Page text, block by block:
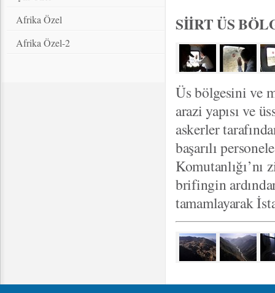
Afrika Özel
Afrika Özel-2
SİİRT ÜS
Üs bölgesini ve
arazi yapısı ve
askerler
başarılı
brifingin
tamamlayarak